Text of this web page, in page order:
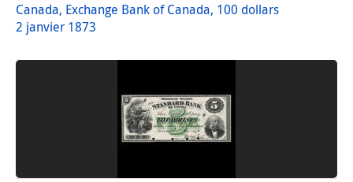
Canada, Exchange Bank of Canada, 100 dollars
2 janvier 1873